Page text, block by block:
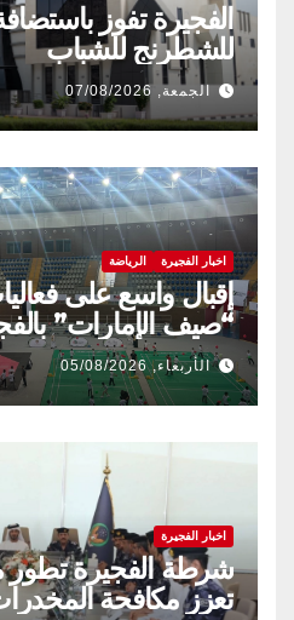
الفجيرة تفوز
للشطرنج للشباب
الجمعة, 07/08/2026
اخبار الفجيرة الرياضة
إقبال واسع على
“صيف الإمارات”
الأربعاء, 05/08/2026
اخبار الفجيرة
شرطة الفجيرة تطور
تعزز مكافحة